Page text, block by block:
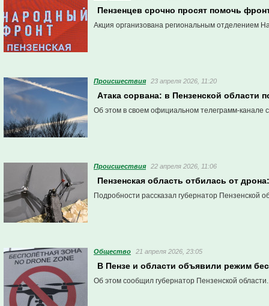
Пензенцев срочно просят помочь
Акция организована региональным отделением
Проиcшествия 23 апреля 2026, 11:20
Атака сорвана: в Пензенской области
Об этом в своем официальном телеграмм-канале
Проиcшествия 22 апреля 2026, 11:06
Пензенская область отбилась от
Подробности рассказал губернатор Пензенской
Общество 21 апреля 2026, 23:05
В Пензе и области объявили режим
Об этом сообщил губернатор Пензенской области.